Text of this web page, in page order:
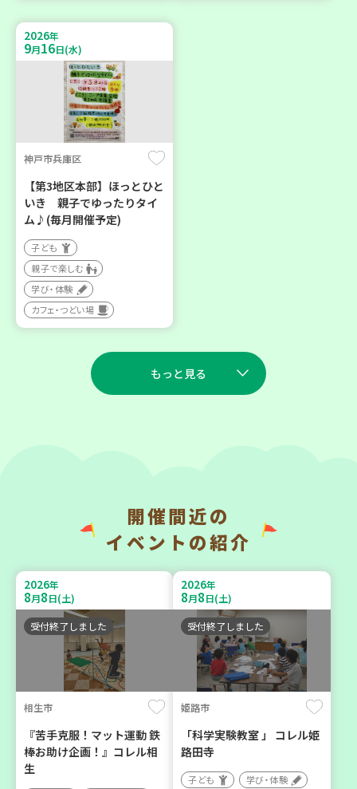
2026年
9月16日(水)
神戸市兵庫区
【第3地区本部】ほっとひと
いき 親子でゆったりタイ
ム♪(毎月開催予定)
子ども
親子で楽しむ
学び・体験
カフェ・つどい場
もっと見る
神戸市長田区
で遊ぼう♪ 親子で楽しい
夏祭り
親子で楽しむ
神戸市東灘区
ティールームすみれ会」
（毎月第2金曜日）
食 カフェ・つどい場
9月23日(水)
2026年
9月10日(木)
開催間近の
イベントの紹介
2026年
8月8日(土)
受付終了しました
相生市
『苦手克服！マット運動 鉄
棒お助け企画！』コレル相
生
2026年
8月8日(土)
受付終了しました
姫路市
「科学実験教室 」 コレル姫
路田寺
子ども 学び・体験